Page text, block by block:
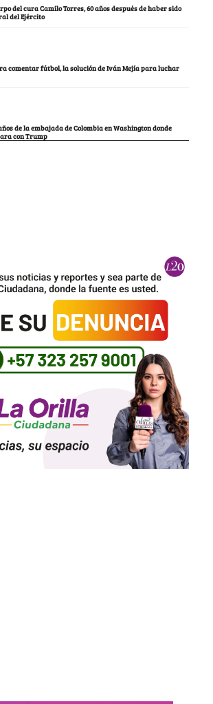
del cura Camilo Torres, 60 años después de haber sido
del Ejército
comentar fútbol, la solución de Iván Mejía para luchar
de la embajada de Colombia en Washington donde
con Trump